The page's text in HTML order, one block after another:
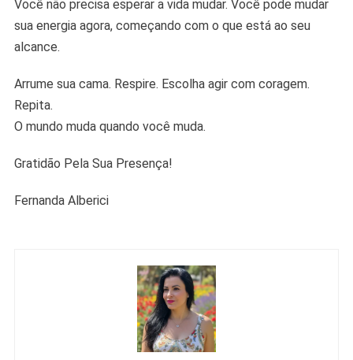
Você não precisa esperar a vida mudar. Você pode mudar
sua energia agora, começando com o que está ao seu
alcance.
Arrume sua cama. Respire. Escolha agir com coragem.
Repita.
O mundo muda quando você muda.
Gratidão Pela Sua Presença!
Fernanda Alberici